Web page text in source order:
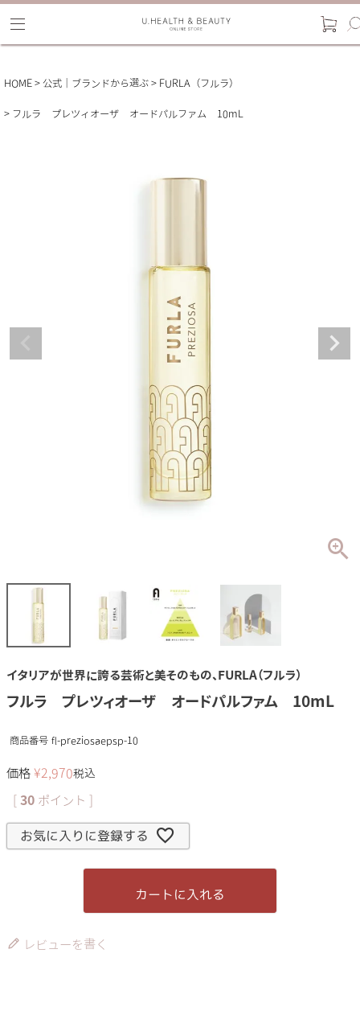
HOME 公式｜ブランドから選ぶ FURLA（フルラ）
フルラ プレツィオーザ オードパルファム 10mL
イタリアが世界に誇る芸術と美そのもの、FURLA（フルラ）
フルラ プレツィオーザ オードパルファム 10mL
商品番号 fl-preziosaepsp-10
価格 ¥2,970税込
[ 30 ポイント ]
お気に入りに登録する
カートに入れる
レビューを書く